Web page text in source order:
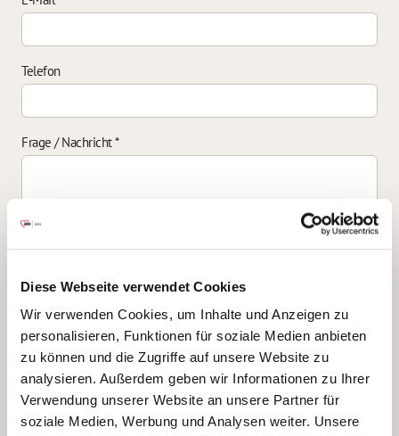
Diese Webseite verwendet Cookies
Wir verwenden Cookies, um Inhalte und Anzeigen zu
personalisieren, Funktionen für soziale Medien anbieten
zu können und die Zugriffe auf unsere Website zu
analysieren. Außerdem geben wir Informationen zu Ihrer
Verwendung unserer Website an unsere Partner für
soziale Medien, Werbung und Analysen weiter. Unsere
Telefon
Frage / Nachricht*
Ich bin damit einverstanden, dass meine personenbezogenen Daten
ausschließlich zum Zweck der Durchführung der Kontaktanfrage
verarbeitet, auf IT- Systemen der Garitz Bewirtschaftungsbetriebe
GmbH, Heinrich-von-Kleist-Straße 2, 97688 Bad Kissingen
(Betreiber) gespeichert und an die für das Stellenangebot
verantwortliche Stelle zur Kontaktaufnahme weitergegeben